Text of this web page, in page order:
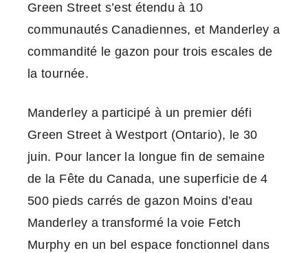
Green Street s’est étendu à 10
communautés Canadiennes, et Manderley a
commandité le gazon pour trois escales de
la tournée.
Manderley a participé à un premier défi
Green Street à Westport (Ontario), le 30
juin. Pour lancer la longue fin de semaine
de la Fête du Canada, une superficie de 4
500 pieds carrés de gazon Moins d’eau
Manderley a transformé la voie Fetch
Murphy en un bel espace fonctionnel dans